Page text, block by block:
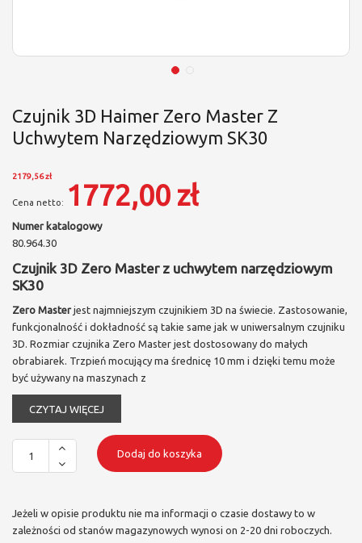
Czujnik 3D Haimer Zero Master Z
Uchwytem Narzędziowym SK30
2179,56 zł
1772,00 zł
Numer katalogowy
80.964.30
Czujnik 3D Zero Master z uchwytem narzędziowym
SK30
Zero Master jest najmniejszym czujnikiem 3D na świecie. Zastosowanie,
funkcjonalność i dokładność są takie same jak w uniwersalnym czujniku
3D. Rozmiar czujnika Zero Master jest dostosowany do małych
obrabiarek. Trzpień mocujący ma średnicę 10 mm i dzięki temu może
być używany na maszynach z
CZYTAJ WIĘCEJ
Dodaj do koszyka
Jeżeli w opisie produktu nie ma informacji o czasie dostawy to w
zależności od stanów magazynowych wynosi on 2-20 dni roboczych.